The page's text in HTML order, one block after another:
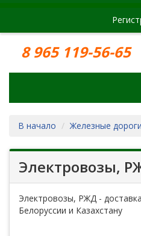
8 965 119-56-65
В начало
Железные дороги
Электровозы,
Электровозы, РЖД -
Белоруссии и Казахстану